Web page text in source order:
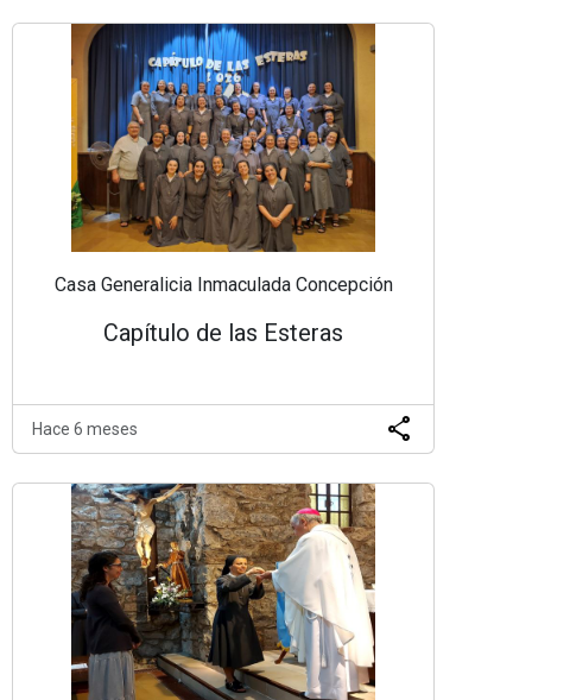
Casa Generalicia Inmaculada Concepción
Capítulo de las Esteras
Hace 6 meses share